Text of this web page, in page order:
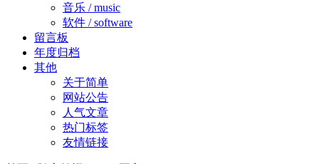
音乐 / music
软件 / software
留言板
年度归档
其他
关于简单
网站公告
人气文章
热门标签
友情链接